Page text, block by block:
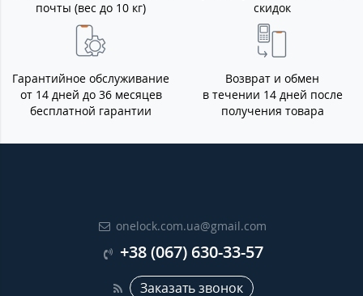
почты (вес до 10 кг)
скидок
Гарантийное обслуживание
от 14 дней до 36 месяцев
бесплатной гарантии
Возврат и обмен
в течении 14 дней после
получения товара
onelock.com.ua@gmail.com
+38 (067) 630-33-57
Заказать звонок